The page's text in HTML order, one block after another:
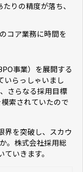
りの精度が落ち、
コア業務に時間を
事業）を展開する
いらっしゃいまし
さらなる採用目標
索されていたので
界を突破し、スカウ
。株式会社採用総
いきます。